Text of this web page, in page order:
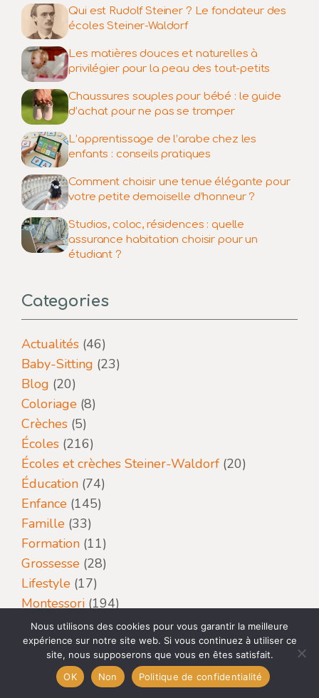
Qui est Rudolf Steiner ? Le fondateur des
écoles Steiner-Waldorf
Les matières douces et naturelles à
privilégier pour la peau des tout-petits
Chaussures souples pour bébé : le guide
d’achat pour ne pas se tromper
L’apprentissage de l’arabe chez les
enfants : conseils pratiques
Comment choisir une tenue élégante pour
votre petite demoiselle d’honneur ?
Studios, coloc, résidences : quelle
assurance habitation choisir pour un
étudiant ?
Categories
Actualités (46)
Baby-Sitting (23)
Blog (20)
Coloriage (8)
Crèches (5)
Écoles (216)
Écoles et crèches Steiner-Waldorf (20)
Éducation (74)
Enfance (145)
Famille (33)
Formation (11)
Grossesse (28)
Lifestyle (17)
Montessori (194)
Pédagogie(15)
Nous utilisons des cookies pour vous garantir la meilleure
expérience sur notre site web. Si vous continuez à utiliser ce
site, nous supposerons que vous en êtes satisfait.
OK
Non Politique de confidentialité